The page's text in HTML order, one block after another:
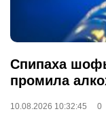
Спипаха
промила
10.08.2026 10:32:45 0